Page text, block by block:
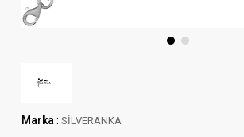
Marka : SİLVERANKA